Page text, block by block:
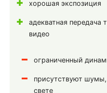
хорошая экспозиция
адекватная передача
видео
ограниченный
присутствуют
свете